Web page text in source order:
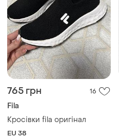
765 грн 16
Fila
Кросівки fila оригінал
EU 38